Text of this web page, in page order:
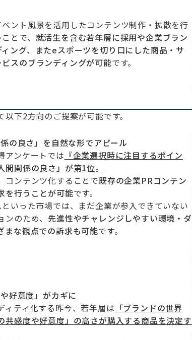
ベント風景を活用したコンテンツ制作・拡散を行
ことで、 就活生を含む若年層に採用や企業ブラン
ィング、またeスポーツを切り口にした商品・サ
ビスのブランディングが可能です。
下2方向のご提案が可能です。
の良さ」を自然な形でアピール
アンケートでは 『企業選択時に注目するポイン
間関係の良さ」が第1位。
コンテンツ化することで既存の企業PRコンテン
を行うことが可能です。
いった市場では、まだ企業が参入できていない
のため、 先進性やチャレンジしやすい環境・ダ
まな観点での訴求も可能です。
好意度」がカギに
ィティ化する昨今、若年層は 「ブランドの世界
共感度や好意度」の高さが購入する商品を決定す